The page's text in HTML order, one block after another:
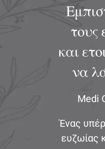
τους
και
να
Medi
Ένας
ευζωίας